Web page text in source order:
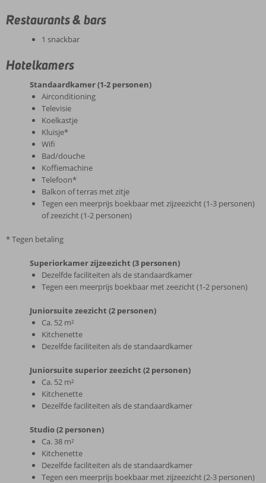
Restaurants & bars
1 snackbar
Hotelkamers
Standaardkamer (1-2 personen)
Airconditioning
Televisie
Koelkastje
Kluisje*
Wifi
Bad/douche
Koffiemachine
Telefoon*
Balkon of terras met zitje
Tegen een meerprijs boekbaar met zijzeezicht (1-3 personen)
of zeezicht (1-2 personen)
* Tegen betaling
Superiorkamer zijzeezicht (3 personen)
Dezelfde faciliteiten als de standaardkamer
Tegen een meerprijs boekbaar met zeezicht (1-2 personen)
Juniorsuite zeezicht (2 personen)
Ca. 52 m²
Kitchenette
Dezelfde faciliteiten als de standaardkamer
Juniorsuite superior zeezicht (2 personen)
Ca. 52 m²
Kitchenette
Dezelfde faciliteiten als de standaardkamer
Studio (2 personen)
Ca. 38 m²
Kitchenette
Dezelfde faciliteiten als de standaardkamer
Tegen een meerprijs boekbaar met zijzeezicht (2-3 personen)